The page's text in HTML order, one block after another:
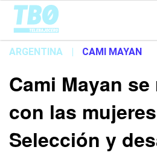
Cargando...
ARGENTINA | CAMI MAYAN
Cami Mayan
con las
Selección y